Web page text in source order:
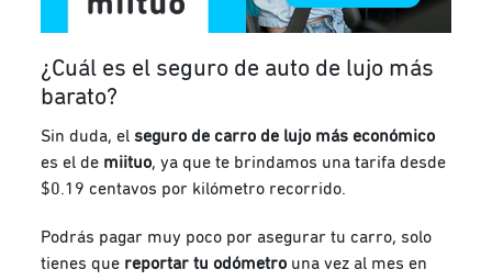
¿Cuál es el seguro de auto de lujo más
barato?
Sin duda, elseguro de carro de lujo más económico
es el de miituo, ya que te brindamos una tarifa desde
$0.19 centavos por kilómetro recorrido.
Podrás pagar muy poco por asegurar tu carro, solo
tienes que reportar tu odómetro una vez al mes en